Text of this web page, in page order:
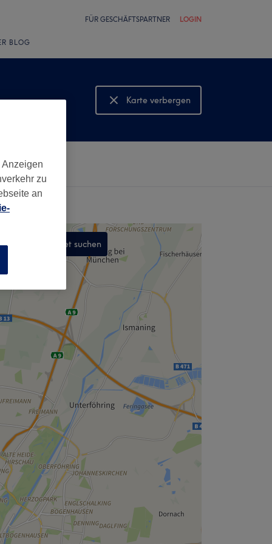
FÜR GESCHÄFTSPARTNER LOGIN
BLOG
Karte verbergen
Karte anzeigen
In diesem Gebiet suchen
zu
an